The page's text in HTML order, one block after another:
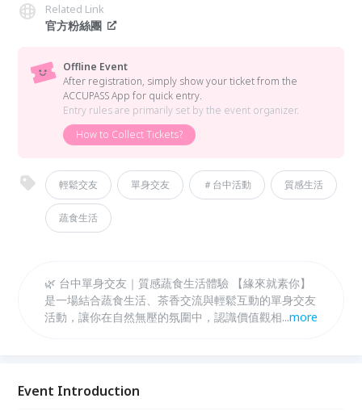
Related Link
官方粉絲團
Offline Event
After registration, simply show your ticket from the
ACCUPASS App for quick entry.
Entry rules are primarily set by the event organizer.
How to Collect Tickets?
輕鬆交友 單身交友 ＃台中活動 質感生活
蔬食生活
🌿 台中單身交友｜質感蔬食生活體驗 【緣來就素你】
是一場結合蔬食生活、茶香交流與輕鬆互動的單身交友
活動，讓你在自然無壓的氛圍中，認識價值觀相近的
更安心。 適合喜歡質感生活、重視飲食與生活理念的
...more
Event Introduction